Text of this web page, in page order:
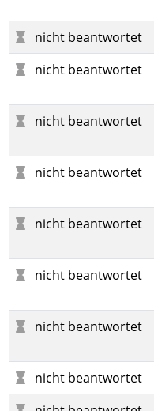
nicht beantwortet
nicht beantwortet
nicht beantwortet
nicht beantwortet
nicht beantwortet
nicht beantwortet
nicht beantwortet
nicht beantwortet